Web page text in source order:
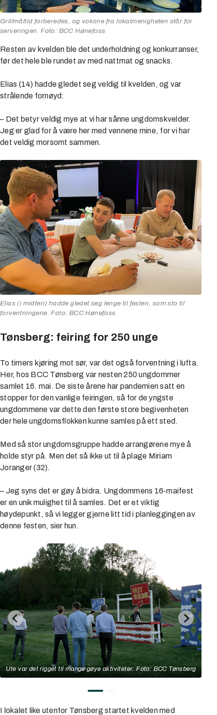
Grillmåltid forberedes, og voksne fra lokalmenigheten står for
serveringen. Foto: BCC Hønefoss
Resten av kvelden ble det underholdning og konkurranser,
før det hele ble rundet av med nattmat og snacks.
Elias (14) hadde gledet seg veldig til kvelden, og var
strålende fornøyd:
– Det betyr veldig mye at vi har sånne ungdomskvelder.
Jeg er glad for å være her med vennene mine, for vi har
det veldig morsomt sammen.
Elias (i midten) hadde gledet seg lenge til festen, som sto til
forventningene. Foto: BCC Hønefoss
Tønsberg: feiring for 250 unge
To timers kjøring mot sør, var det også forventning i lufta.
Her, hos BCC Tønsberg var nesten 250 ungdommer
samlet 16. mai. De siste årene har pandemien satt en
stopper for den vanlige feiringen, så for de yngste
ungdommene var dette den første store begivenheten
der hele ungdomsflokken kunne samles på ett sted.
Med så stor ungdomsgruppe hadde arrangørene mye å
holde styr på. Men det så ikke ut til å plage Miriam
Joranger (32).
– Jeg syns det er gøy å bidra. Ungdommens 16-maifest
er en unik mulighet til å samles. Det er et viktig
høydepunkt, så vi legger gjerne litt tid i planleggingen av
denne festen, sier hun.
Ute var det rigget til mange gøye aktiviteter. Foto: BCC Tønsberg
I lokalet like utenfor Tønsberg startet kvelden med